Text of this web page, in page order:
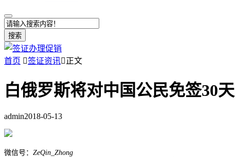
搜索
首页 签证资讯正文
白俄罗斯将对中国公民免签30天
admin2018-05-13
微信号： ZeQin_Zhong